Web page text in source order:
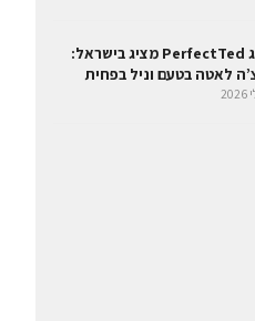
מותג PerfectTed מציג בישראל:
לאטה בטעם וניל בפחית